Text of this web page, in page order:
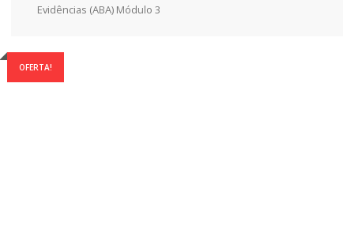
Evidências (ABA) Módulo 3
OFERTA!